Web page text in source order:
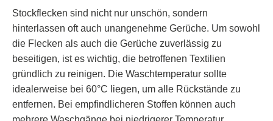
Stockflecken sind nicht nur unschön, sondern
hinterlassen oft auch unangenehme Gerüche. Um sowohl
die Flecken als auch die Gerüche zuverlässig zu
beseitigen, ist es wichtig, die betroffenen Textilien
gründlich zu reinigen. Die Waschtemperatur sollte
idealerweise bei 60°C liegen, um alle Rückstände zu
entfernen. Bei empfindlicheren Stoffen können auch